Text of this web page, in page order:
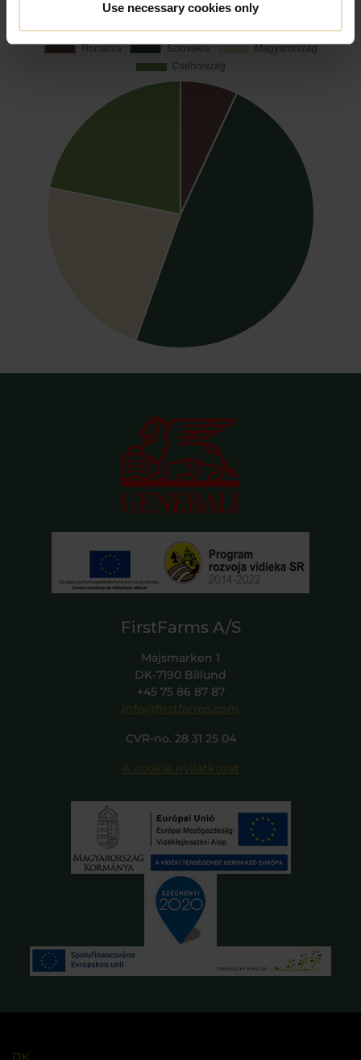
Use necessary cookies only
FirstFarms A/S
Majsmarken 1
DK-7190 Billund
+45 75 86 87 87
info@firstfarms.com
CVR-no. 28 31 25 04
A cookie nyilatkozat
DK